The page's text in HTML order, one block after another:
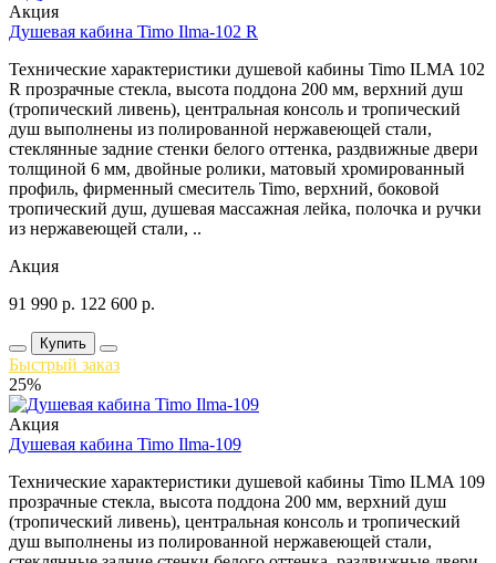
Акция
Душевая кабина Timo Ilma-102 R
Технические характеристики душевой кабины Timo ILMA 102
R прозрачные стекла, высота поддона 200 мм, верхний душ
(тропический ливень), центральная консоль и тропический
душ выполнены из полированной нержавеющей стали,
стеклянные задние стенки белого оттенка, раздвижные двери
толщиной 6 мм, двойные ролики, матовый хромированный
профиль, фирменный смеситель Timo, верхний, боковой
тропический душ, душевая массажная лейка, полочка и ручки
из нержавеющей стали, ..
Акция
91 990 р. 122 600 р.
Купить
Быстрый заказ
25%
Акция
Душевая кабина Timo Ilma-109
Технические характеристики душевой кабины Timo ILMA 109
прозрачные стекла, высота поддона 200 мм, верхний душ
(тропический ливень), центральная консоль и тропический
душ выполнены из полированной нержавеющей стали,